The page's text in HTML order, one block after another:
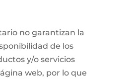
no garantizan la
de los
y/o servicios
web, por lo que